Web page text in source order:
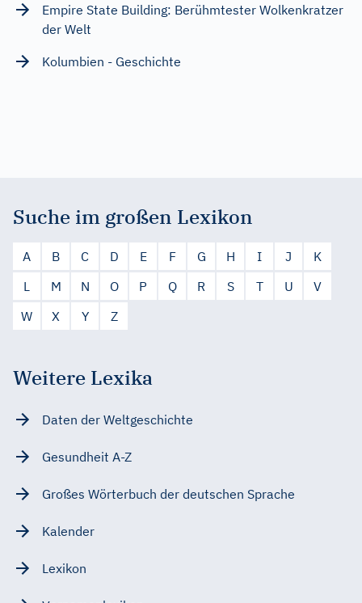
Empire State Building: Berühmtester Wolkenkratzer
der Welt
Kolumbien - Geschichte
Suche im großen Lexikon
A B C D E F G H I J
K
L
M N O P Q R S T U
V
W
X Y Z
Weitere Lexika
Daten der Weltgeschichte
Gesundheit A-Z
Großes Wörterbuch der deutschen Sprache
Kalender
Lexikon